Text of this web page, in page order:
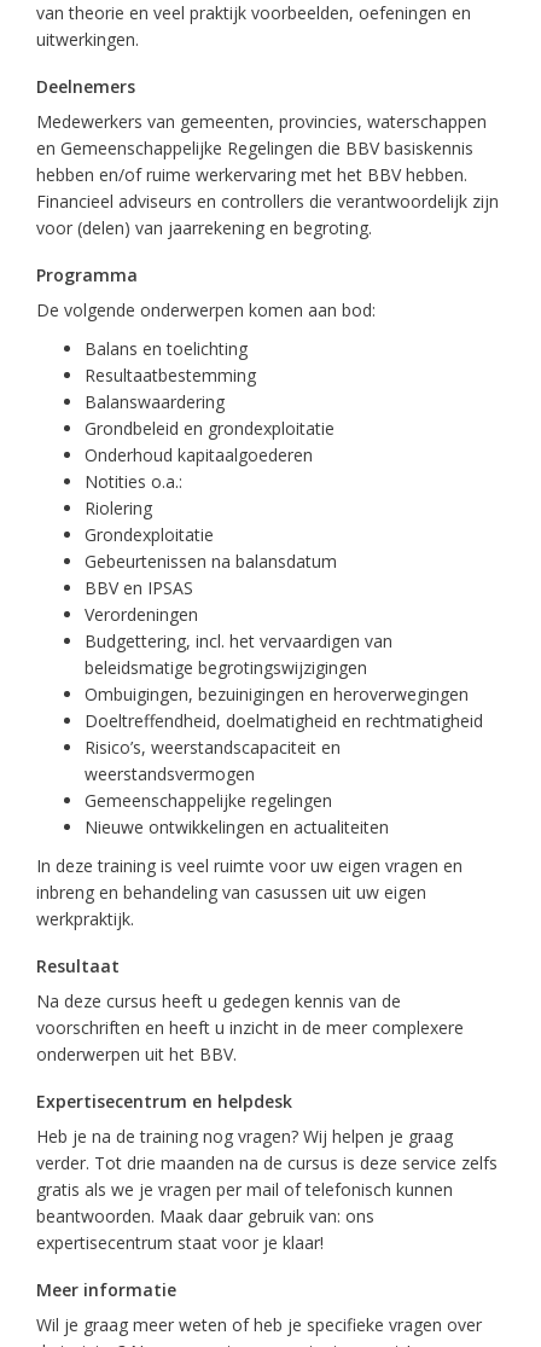
van theorie en veel praktijk voorbeelden, oefeningen en
uitwerkingen.
Deelnemers
Medewerkers van gemeenten, provincies, waterschappen
en Gemeenschappelijke Regelingen die BBV basiskennis
hebben en/of ruime werkervaring met het BBV hebben.
Financieel adviseurs en controllers die verantwoordelijk zijn
voor (delen) van jaarrekening en begroting.
Programma
De volgende onderwerpen komen aan bod:
Balans en toelichting
Resultaatbestemming
Balanswaardering
Grondbeleid en grondexploitatie
Onderhoud kapitaalgoederen
Notities o.a.:
Riolering
Grondexploitatie
Gebeurtenissen na balansdatum
BBV en IPSAS
Verordeningen
Budgettering, incl. het vervaardigen van
beleidsmatige begrotingswijzigingen
Ombuigingen, bezuinigingen en heroverwegingen
Doeltreffendheid, doelmatigheid en rechtmatigheid
Risico’s, weerstandscapaciteit en
weerstandsvermogen
Gemeenschappelijke regelingen
Nieuwe ontwikkelingen en actualiteiten
In deze training is veel ruimte voor uw eigen vragen en
inbreng en behandeling van casussen uit uw eigen
werkpraktijk.
Resultaat
Na deze cursus heeft u gedegen kennis van de
voorschriften en heeft u inzicht in de meer complexere
onderwerpen uit het BBV.
Expertisecentrum en helpdesk
Heb je na de training nog vragen? Wij helpen je graag
verder. Tot drie maanden na de cursus is deze service zelfs
gratis als we je vragen per mail of telefonisch kunnen
beantwoorden. Maak daar gebruik van: ons
expertisecentrum staat voor je klaar!
Meer informatie
Wil je graag meer weten of heb je specifieke vragen over